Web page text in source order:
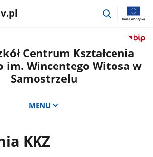
przejdź
Centrum Kształcenia
im. Wincentego Witosa w
Samostrzelu
MENU
KKZ